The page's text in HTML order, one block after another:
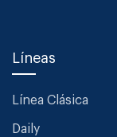
Líneas
Línea Clásica
Daily